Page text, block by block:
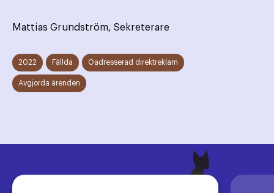
Mattias Grundström, Sekreterare
2022 Fällda Oadresserad direktreklam
Avgjorda ärenden